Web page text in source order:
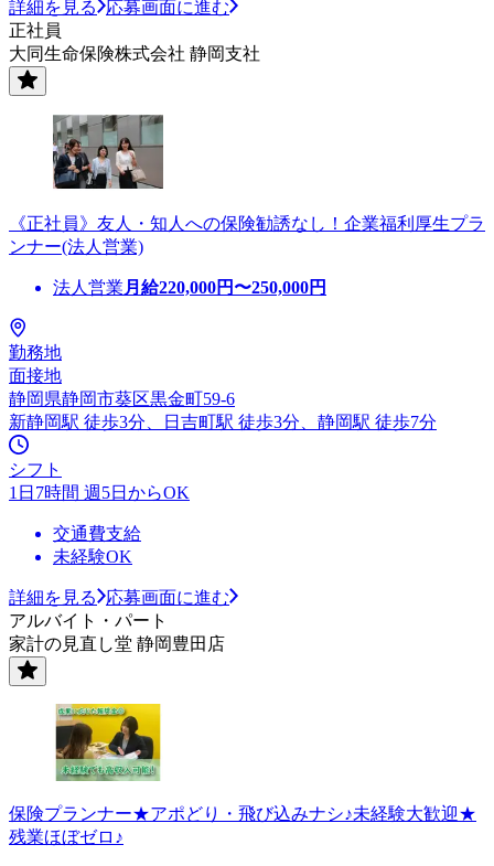
詳細を見る
応募画面に進む
正社員
大同生命保険株式会社 静岡支社
《正社員》友人・知人への保険勧誘なし！企業福利厚生プラ
ンナー(法人営業)
法人営業 月給220,000円〜250,000円
勤務地
面接地
静岡県静岡市葵区黒金町59-6
新静岡駅 徒歩3分、日吉町駅 徒歩3分、静岡駅 徒歩7分
シフト
1日7時間 週5日からOK
交通費支給
未経験OK
詳細を見る
応募画面に進む
アルバイト・パート
家計の見直し堂 静岡豊田店
保険プランナー★アポどり・飛び込みナシ♪未経験大歓迎★
残業ほぼゼロ♪